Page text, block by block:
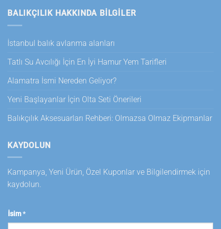
BALIKÇILIK HAKKINDA BILGILER
İstanbul balık avlanma alanları
Tatlı Su Avcılığı İçin En İyi Hamur Yem Tarifleri
Alamatra İsmi Nereden Geliyor?
Yeni Başlayanlar İçin Olta Seti Önerileri
Balıkçılık Aksesuarları Rehberi: Olmazsa Olmaz Ekipmanlar
KAYDOLUN
Kampanya, Yeni Ürün, Özel Kuponlar ve Bilgilendirmek için
kaydolun.
İsim*